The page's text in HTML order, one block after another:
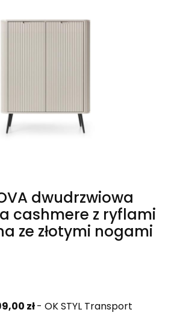
dwudrzwiowa
cashmere z ryflami
ze złotymi nogami
zł- OK STYL Transport